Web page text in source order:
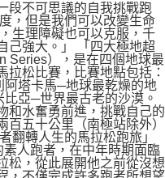
段不可思議的自我挑戰跑
，但是我們可以改變生命
生理障礙也可以克服，千
己強大。」 「四大極地超
Series），是在四個地球最
松比賽，比賽地點包括：
塔卡馬─地球最乾燥的地
亞─世界最古老的沙漠。
和水奮勇前進，挑戰自己的
五十公里（南極站除外）
翻轉人生的馬拉松跑旅」
人跑者，在中年時期面臨
松，從此展開他之前從沒想